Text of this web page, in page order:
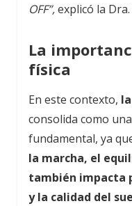
OFF”,explicó la
La
física
En este contexto,
consolida como
fundamental, ya
la marcha, el
también impacta
y la calidad del